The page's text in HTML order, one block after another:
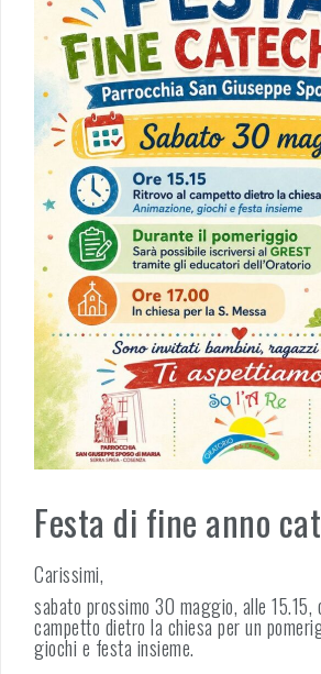
Festa di fine anno
Carissimi,
sabato prossimo 30 maggio, alle
campetto dietro la chiesa per un
giochi e festa insieme.